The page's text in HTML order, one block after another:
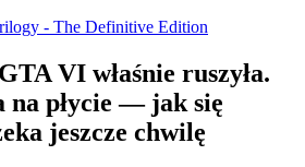
- The Definitive Edition
VI właśnie ruszyła.
na płycie — jak się
jeszcze chwilę